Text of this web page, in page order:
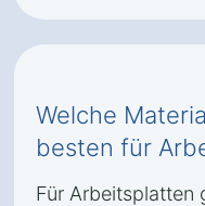
Welche
besten für
Für Arbeitsplatten